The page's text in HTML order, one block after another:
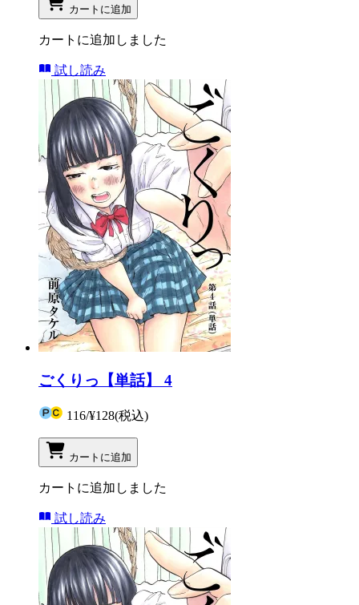
カートに追加
カートに追加しました
試し読み
ごくりっ【単話】 4
116/¥128(税込)
カートに追加
カートに追加しました
試し読み